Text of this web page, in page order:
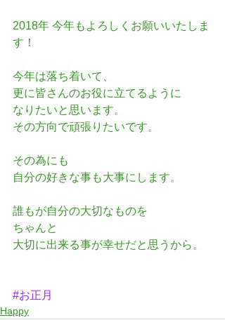
2018年 今年もよろしくお願いいたしま
す！
今年は落ち着いて、
更に皆さんのお役に立てるように
なりたいと思います。
その方向で頑張りたいです。
その為にも
自分の好きな事も大事にします。
誰もが自分の大切なものを
ちゃんと
大切に出来る事が幸せだと思うから。
#お正月
Happy